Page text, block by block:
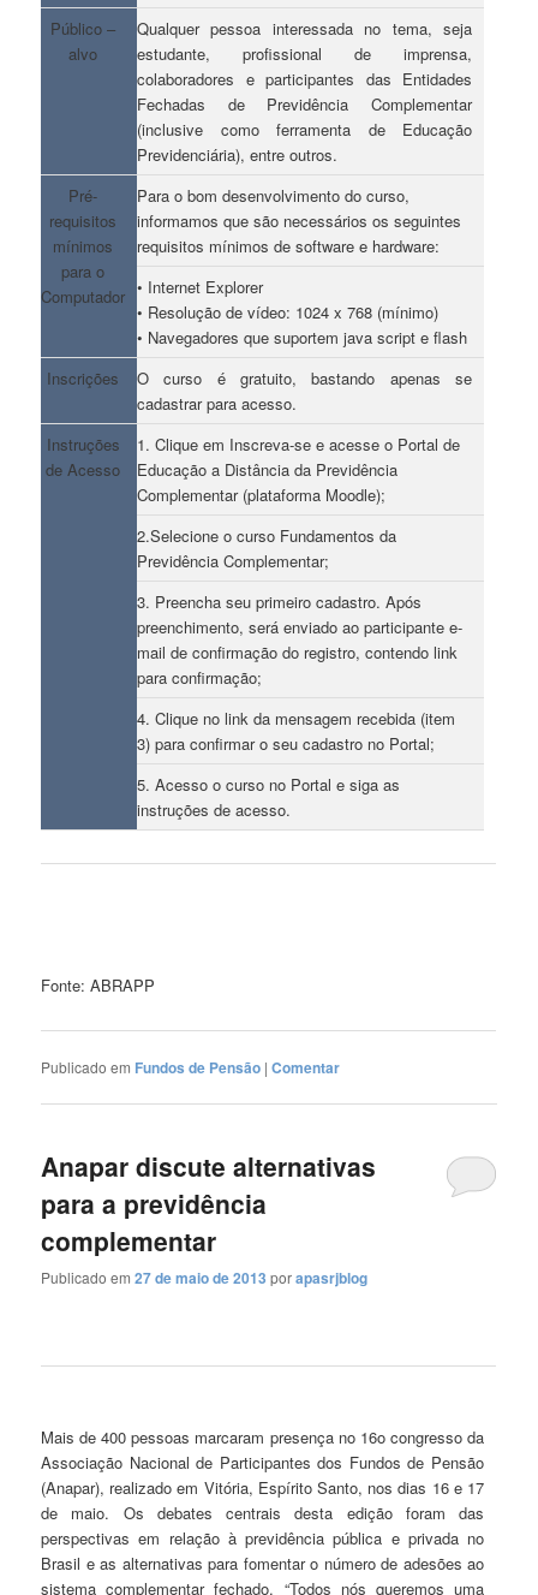
Público –
alvo
Qualquer pessoa interessada no tema, seja
estudante, profissional de imprensa,
colaboradores e participantes das Entidades
Fechadas de Previdência Complementar
(inclusive como ferramenta de Educação
Previdenciária), entre outros.
Pré-
requisitos
mínimos
para o
Computador
Para o bom desenvolvimento do curso,
informamos que são necessários os seguintes
requisitos mínimos de software e hardware:
• Internet Explorer
• Resolução de vídeo: 1024 x 768 (mínimo)
• Navegadores que suportem java script e flash
Inscrições
O curso é gratuito, bastando apenas se
cadastrar para acesso.
Instruções
de Acesso
1. Clique em Inscreva-se e acesse o Portal de
Educação a Distância da Previdência
Complementar (plataforma Moodle);
2.Selecione o curso Fundamentos da
Previdência Complementar;
3. Preencha seu primeiro cadastro. Após
preenchimento, será enviado ao participante e-
mail de confirmação do registro, contendo link
para confirmação;
4. Clique no link da mensagem recebida (item
3) para confirmar o seu cadastro no Portal;
5. Acesso o curso no Portal e siga as
instruções de acesso.
Fonte: ABRAPP
Publicado em Fundos de Pensão |Comentar
Anapar discute alternativas
para a previdência
complementar
Publicado em27 de maio de 2013 porapasrjblog
Mais de 400 pessoas marcaram presença no 16o congresso da
Associação Nacional de Participantes dos Fundos de Pensão
(Anapar), realizado em Vitória, Espírito Santo, nos dias 16 e 17
de maio. Os debates centrais desta edição foram das
perspectivas em relação à previdência pública e privada no
Brasil e as alternativas para fomentar o número de adesões ao
sistema complementar fechado. “Todos nós queremos uma